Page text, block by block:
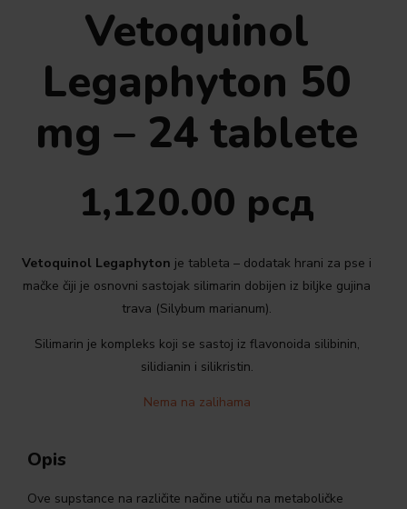
Vetoquinol
Legaphyton 50
mg – 24 tablete
1,120.00 рсд
Vetoquinol Legaphyton je tableta – dodatak hrani za pse i
mačke čiji je osnovni sastojak silimarin dobijen iz biljke gujina
trava (Silybum marianum).
Silimarin je kompleks koji se sastoj iz flavonoida silibinin,
silidianin i silikristin.
Nema na zalihama
Opis
Ove supstance na različite načine utiču na metaboličke